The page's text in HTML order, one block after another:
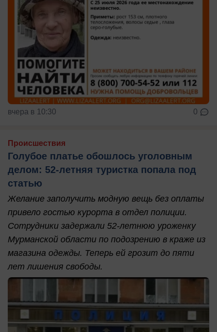
вчера в 10:30 0
Происшествия
Голубое платье обошлось уголовным
делом: 52-летняя туристка попала под
статью
Желание заполучить модную вещь без оплаты
привело гостью курорта в отдел полиции.
Сотрудники задержали 52-летнюю уроженку
Мурманской области по подозрению в краже из
магазина одежды. Теперь ей грозит до пяти
лет лишения свободы.